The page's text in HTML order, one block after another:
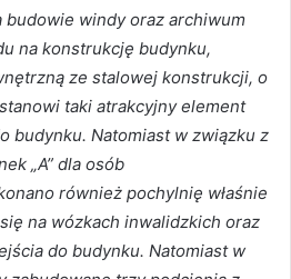
budowie windy oraz archiwum
na konstrukcję budynku,
ze stalowej konstrukcji, o
taki atrakcyjny element
budynku. Natomiast w związku z
„A” dla osób
również pochylnię właśnie
na wózkach inwalidzkich oraz
do budynku. Natomiast w